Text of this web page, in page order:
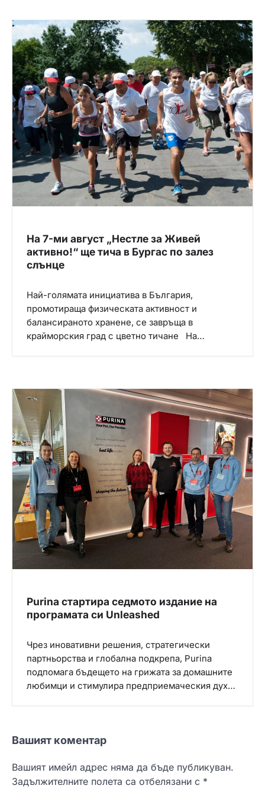
На 7-ми август „Нестле за Живей
активно!“ ще тича в Бургас по залез
слънце
Най-голямата инициатива в България,
промотираща физическата активност и
балансираното хранене, се завръща в
крайморския град с цветно тичане На…
Purina стартира седмото издание на
програмата си Unleashed
Чрез иновативни решения, стратегически
партньорства и глобална подкрепа, Purina
подпомага бъдещето на грижата за домашните
любимци и стимулира предприемаческия дух…
Вашият коментар
Вашият имейл адрес няма да бъде публикуван.
Задължителните полета са отбелязани с *